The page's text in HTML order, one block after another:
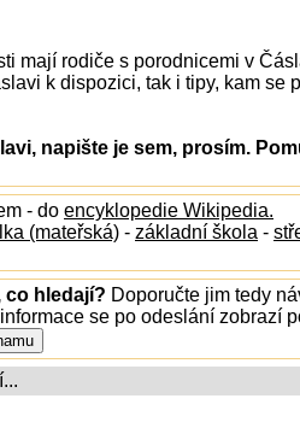
mají rodiče s porodnicemi v
k dispozici, tak i tipy, kam se
napište je sem, prosím.
- do encyklopedie Wikipedia.
(mateřská) - základní škola -
co hledají? Doporučte jim tedy
se po odeslání zobrazí